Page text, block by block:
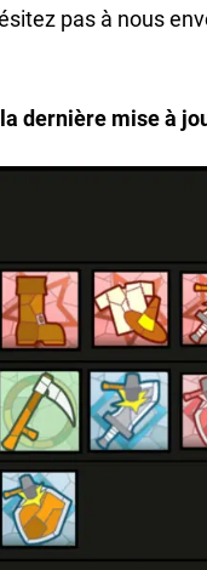
pas à nous
dernière mise à